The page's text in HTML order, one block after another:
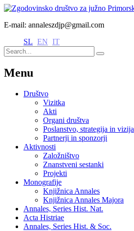
E-mail: annaleszdjp@gmail.com
SL EN IT
Menu
Društvo
Vizitka
Akti
Organi društva
Poslanstvo, strategija in vizija
Partnerji in sponzorji
Aktivnosti
Založništvo
Znanstveni sestanki
Projekti
Monografije
Knjižnica Annales
Knjižnica Annales Majora
Annales, Series Hist. Nat.
Acta Histriae
Annales, Series Hist. & Soc.